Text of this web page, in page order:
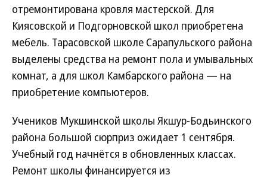
отремонтирована кровля мастерской. Для
Киясовской и Подгорновской школ приобретена
мебель. Тарасовской школе Сарапульского района
выделены средства на ремонт пола и умывальных
комнат, а для школ Камбарского района — на
приобретение компьютеров.
Учеников Мукшинской школы Якшур-Бодьинского
района большой сюрприз ожидает 1 сентября.
Учебный год начнётся в обновленных классах.
Ремонт школы финансируется из